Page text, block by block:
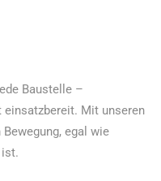
Baustelle –
Mit unseren
egal wie